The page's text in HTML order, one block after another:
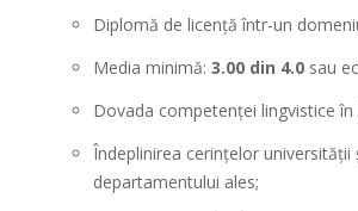
Diplomă de licență într-un
Media minimă: 3.00 din 4.0 sau
Dovada competenței lingvistice în
Îndeplinirea cerințelor universității
departamentului ales;